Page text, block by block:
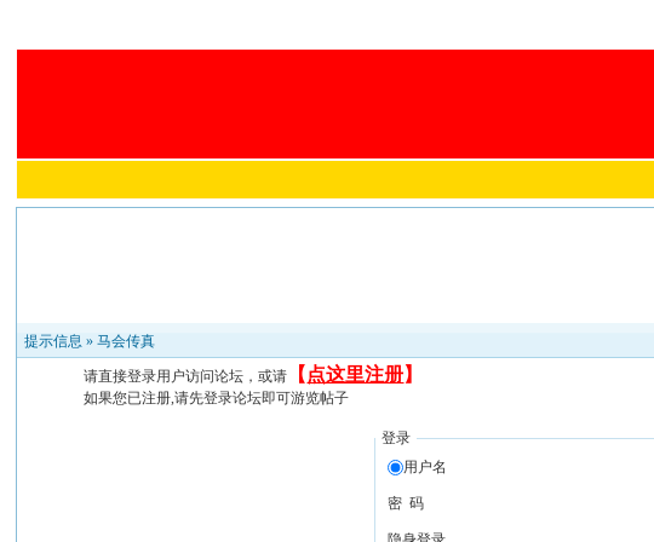
提示信息 »马会传真
请直接登录用户访问论坛，或请 【 点这里注册】
如果您已注册,请先登录论坛即可游览帖子
登录
用户名
密 码